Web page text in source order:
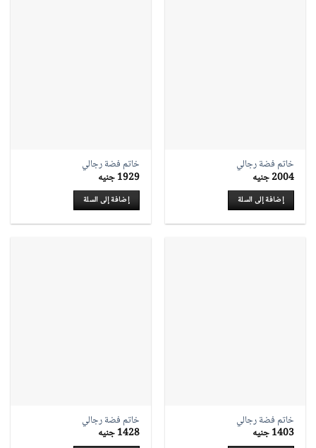
خاتم فضة رجالي
2004جنيه
إضافة إلى السلة
خاتم فضة رجالي
1929جنيه
إضافة إلى السلة
خاتم فضة رجالي
1403جنيه
خاتم فضة رجالي
1428جنيه